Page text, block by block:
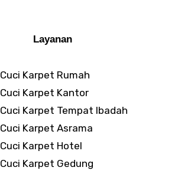
Layanan
Cuci Karpet Rumah
Cuci Karpet Kantor
Cuci Karpet Tempat Ibadah
Cuci Karpet Asrama
Cuci Karpet Hotel
Cuci Karpet Gedung